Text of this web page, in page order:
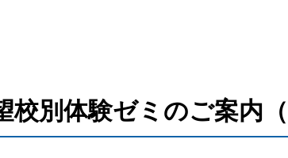
校別体験ゼミのご案内（